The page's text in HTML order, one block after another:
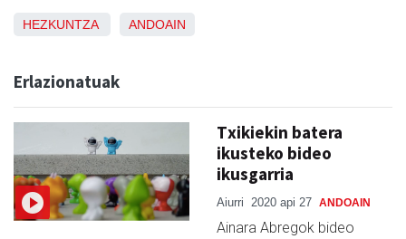
HEZKUNTZA ANDOAIN
Erlazionatuak
Txikiekin batera
ikusteko bideo
ikusgarria
Aiurri 2020 api 27 ANDOAIN
Ainara Abregok bideo